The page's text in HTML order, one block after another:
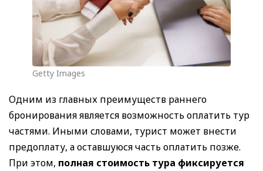
Getty Images
Одним из главных преимуществ раннего
бронирования является возможность оплатить тур
частями. Иными словами, турист может внести
предоплату, а оставшуюся часть оплатить позже.
При этом, полная стоимость тура фиксируется